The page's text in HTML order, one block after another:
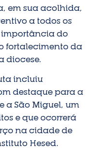
em sua acolhida,
a todos os
importância do
fortalecimento da
diocese.
incluiu
destaque para a
a São Miguel, um
e que ocorrerá
na cidade de
Hesed.